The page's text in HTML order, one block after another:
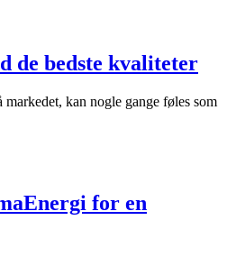
de bedste kvaliteter
kan nogle gange føles som
for en